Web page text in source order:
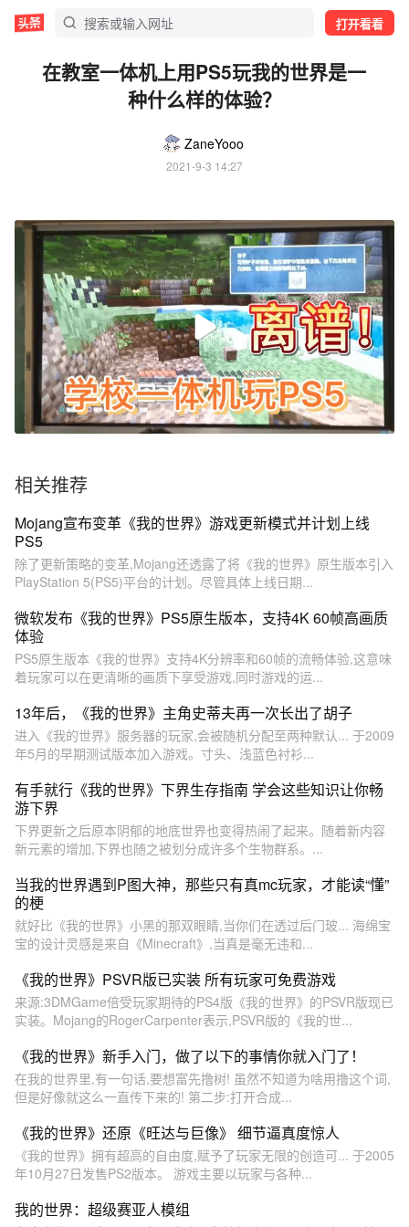
打开看看
在教室一体机上用PS5玩我的世界是一
种什么样的体验？
ZaneYooo
2021-9-3 14:27
相关推荐
Mojang宣布变革《我的世界》游戏更新模式并计划上线
PS5
除了更新策略的变革,Mojang还透露了将《我的世界》原生版本引入
PlayStation 5(PS5)平台的计划。尽管具体上线日期...
微软发布《我的世界》PS5原生版本，支持4K 60帧高画质
体验
PS5原生版本《我的世界》支持4K分辨率和60帧的流畅体验,这意味
着玩家可以在更清晰的画质下享受游戏,同时游戏的运...
13年后，《我的世界》主角史蒂夫再一次长出了胡子
进入《我的世界》服务器的玩家,会被随机分配至两种默认... 于2009
年5月的早期测试版本加入游戏。寸头、浅蓝色衬衫...
有手就行《我的世界》下界生存指南 学会这些知识让你畅
游下界
下界更新之后原本阴郁的地底世界也变得热闹了起来。随着新内容
新元素的增加,下界也随之被划分成许多个生物群系。...
当我的世界遇到P图大神，那些只有真mc玩家，才能读“懂”
的梗
就好比《我的世界》小黑的那双眼睛,当你们在透过后门玻... 海绵宝
宝的设计灵感是来自《Minecraft》,当真是毫无违和...
《我的世界》PSVR版已实装 所有玩家可免费游戏
来源:3DMGame倍受玩家期待的PS4版《我的世界》的PSVR版现已
实装。Mojang的RogerCarpenter表示,PSVR版的《我的世...
《我的世界》新手入门，做了以下的事情你就入门了！
在我的世界里,有一句话,要想富先撸树! 虽然不知道为啥用撸这个词,
但是好像就这么一直传下来的! 第二步:打开合成...
《我的世界》还原《旺达与巨像》 细节逼真度惊人
《我的世界》拥有超高的自由度,赋予了玩家无限的创造可... 于2005
年10月27日发售PS2版本。 游戏主要以玩家与各种...
我的世界：超级赛亚人模组